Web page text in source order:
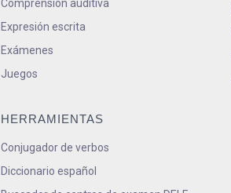
Comprensión auditiva
Expresión escrita
Exámenes
Juegos
HERRAMIENTAS
Conjugador de verbos
Diccionario español